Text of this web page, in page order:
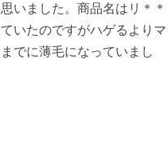
いました。商品名はリ＊＊
いたのですがハゲるよりマ
でに薄毛になっていまし